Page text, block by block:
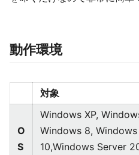
動作環境
対象
O
S
Windows XP,
Windows 8, Windows
10,Windows Server